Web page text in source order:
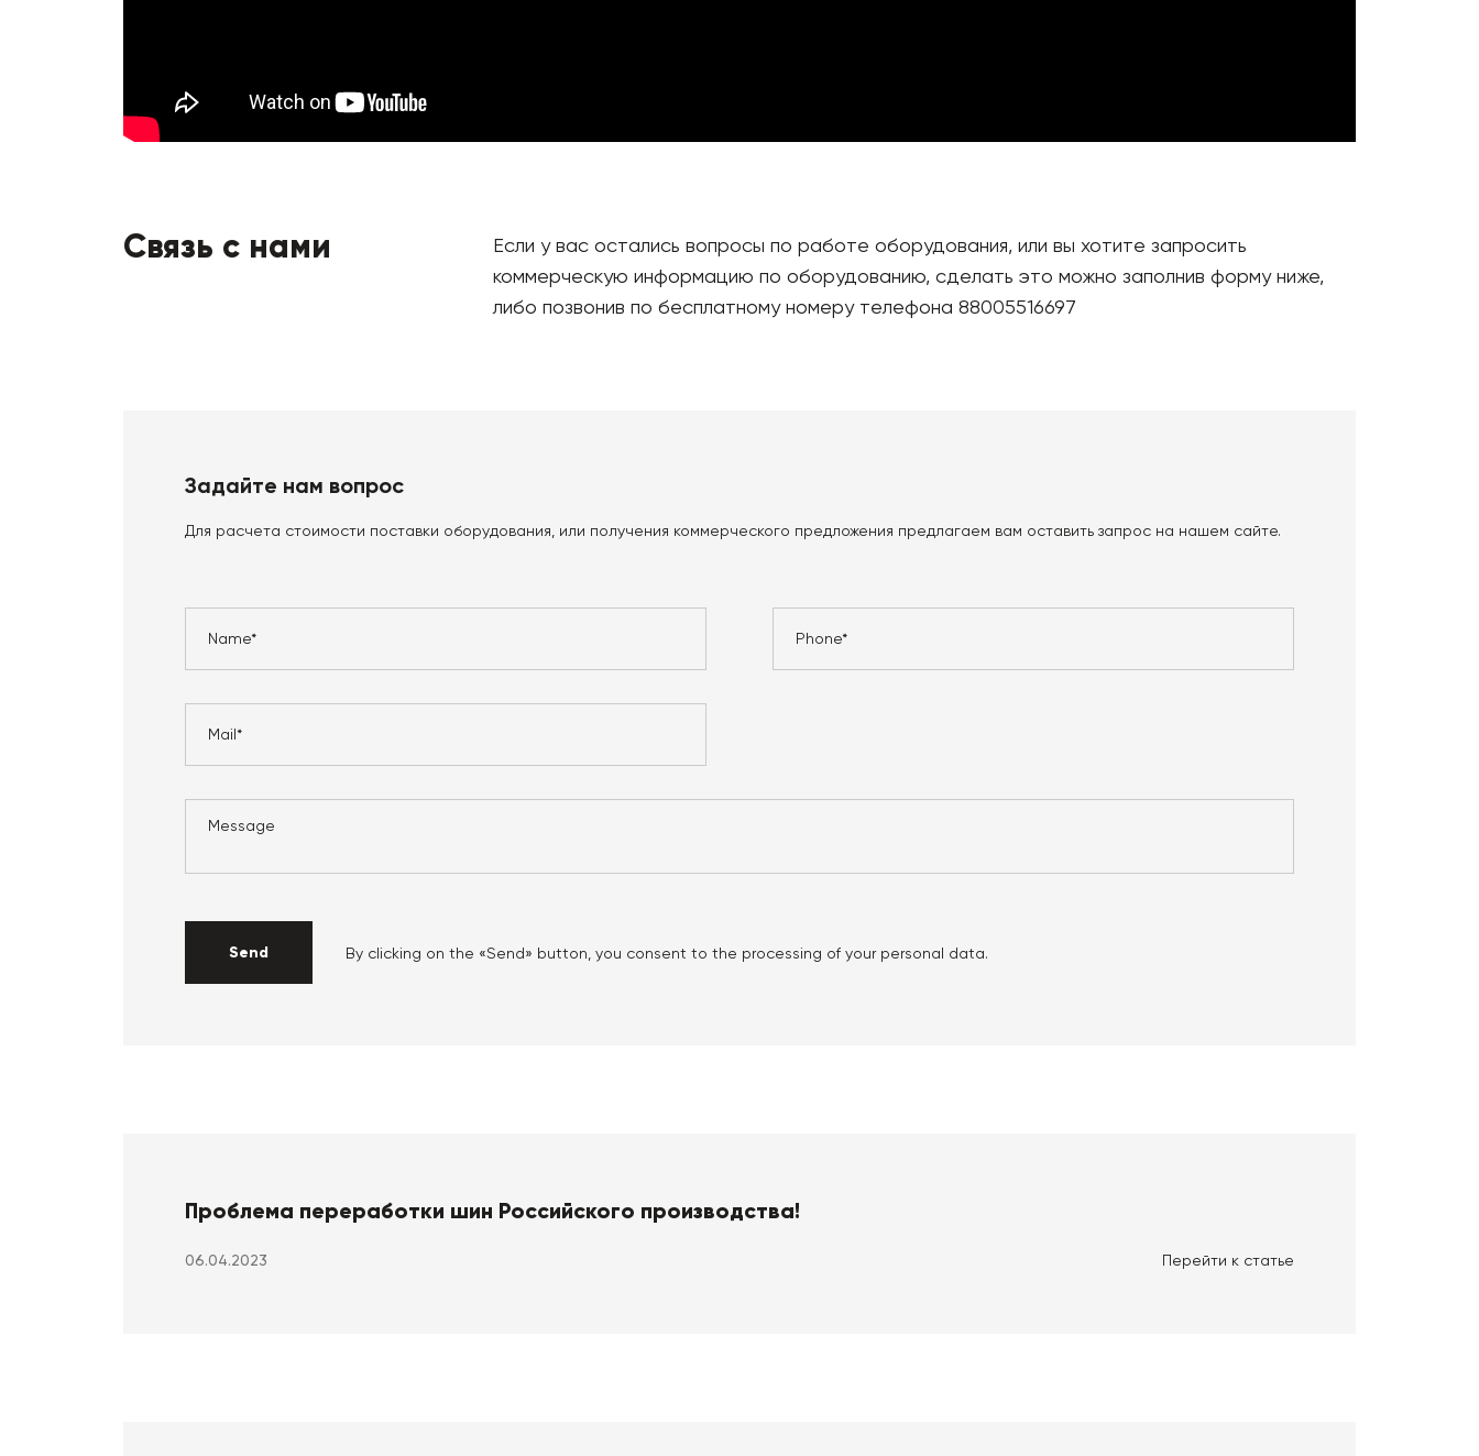
Связь с нами
Если у вас остались вопросы по работе оборудования, или вы хотите запросить
коммерческую информацию по оборудованию, сделать это можно заполнив форму ниже,
либо позвонив по бесплатному номеру телефона 88005516697
Задайте нам вопрос
Для расчета стоимости поставки оборудования, или получения коммерческого предложения предлагаем вам оставить запрос на нашем сайте.
Send By clicking on the «Send» button, you consent to the processing of your personal data.
Проблема переработки шин Российского производства!
06.04.2023 Перейти к статье